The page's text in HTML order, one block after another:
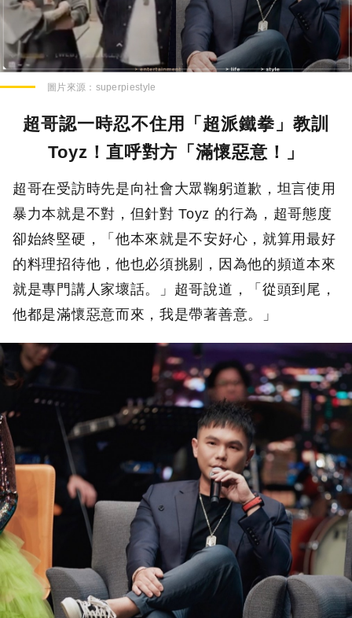
圖片來源： superpiestyle
超哥認一時忍不住用「超派鐵拳」教訓
Toyz！直呼對方「滿懷惡意！」
超哥在受訪時先是向社會大眾鞠躬道歉，坦言使用
暴力本就是不對，但針對 Toyz 的行為，超哥態度
卻始終堅硬，「他本來就是不安好心，就算用最好
的料理招待他，他也必須挑剔，因為他的頻道本來
就是專門講人家壞話。」超哥說道，「從頭到尾，
他都是滿懷惡意而來，我是帶著善意。」